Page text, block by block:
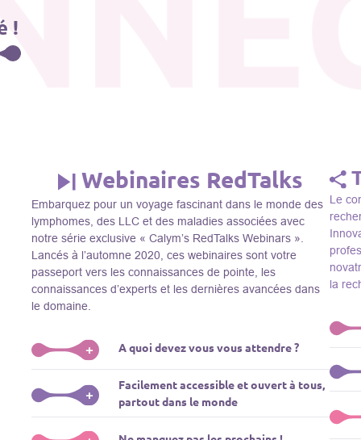
!
Webinaires RedTalks
Embarquez pour un voyage fascinant dans le monde des
lymphomes, des LLC et des maladies associées avec
notre série exclusive « Calym’s RedTalks Webinars ».
Lancés à l’automne 2020, ces webinaires sont votre
passeport vers les connaissances de pointe, les
connaissances d’experts et les dernières avancées dans
le domaine.
+ A quoi devez vous vous attendre ?
Plongez-vous dans un monde de l’éducation que nous
apportons des experts de renom comme L. Pasqualucci,
+
Facilement accessible et ouvert à tous,
partout dans le monde
Le
la
Le
dans
Le